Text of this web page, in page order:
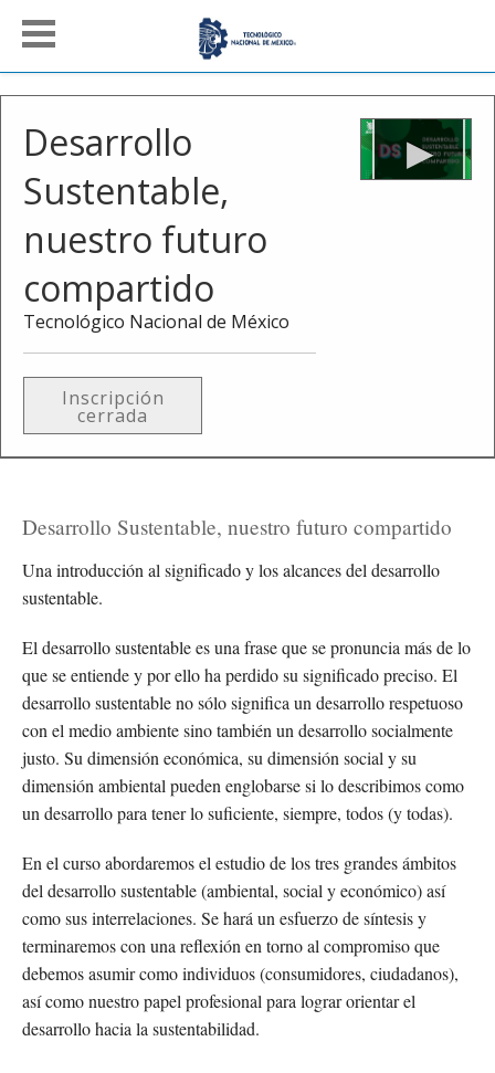
Desarrollo
Sustentable,
nuestro futuro
compartido
Tecnológico Nacional de México
Inscripción
cerrada
Desarrollo Sustentable, nuestro futuro compartido
Una introducción al significado y los alcances del desarrollo
sustentable.
El desarrollo sustentable es una frase que se pronuncia más de lo
que se entiende y por ello ha perdido su significado preciso. El
desarrollo sustentable no sólo significa un desarrollo respetuoso
con el medio ambiente sino también un desarrollo socialmente
justo. Su dimensión económica, su dimensión social y su
dimensión ambiental pueden englobarse si lo describimos como
un desarrollo para tener lo suficiente, siempre, todos (y todas).
En el curso abordaremos el estudio de los tres grandes ámbitos
del desarrollo sustentable (ambiental, social y económico) así
como sus interrelaciones. Se hará un esfuerzo de síntesis y
terminaremos con una reflexión en torno al compromiso que
debemos asumir como individuos (consumidores, ciudadanos),
así como nuestro papel profesional para lograr orientar el
desarrollo hacia la sustentabilidad.